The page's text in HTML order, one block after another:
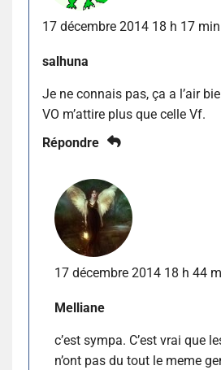
17 décembre 2014 18 h 17 min
salhuna
Je ne connais pas, ça a l’air
VO m’attire plus que celle Vf.
Répondre
17 décembre 2014 18 h 44
Melliane
c’est sympa. C’est vrai que
n’ont pas du tout le meme